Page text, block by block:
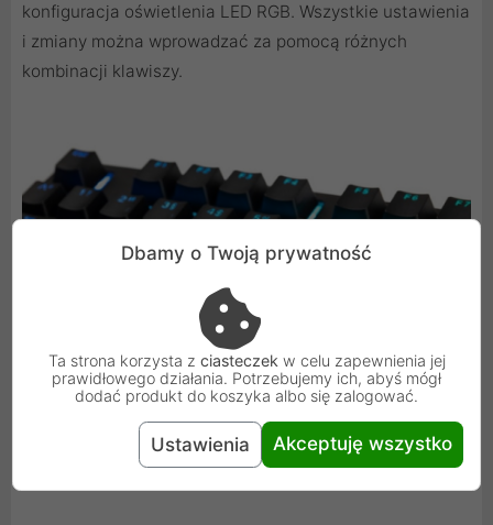
konfiguracja oświetlenia LED RGB. Wszystkie ustawienia
i zmiany można wprowadzać za pomocą różnych
kombinacji klawiszy.
Dbamy o Twoją prywatność
Ta strona korzysta z ciasteczek w celu zapewnienia jej
prawidłowego działania. Potrzebujemy ich, abyś mógł
dodać produkt do koszyka albo się zalogować.
Ustawienia Akceptuję wszystko